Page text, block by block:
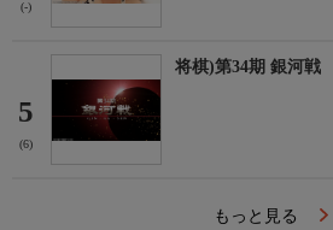
(-)
5
(6)
将棋)第34期 銀河戦
もっと見る